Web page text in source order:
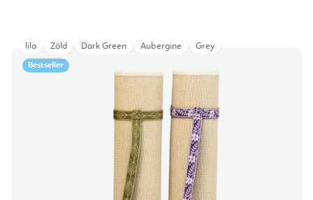
Bestseller
lila Zöld Dark Green Aubergine Grey